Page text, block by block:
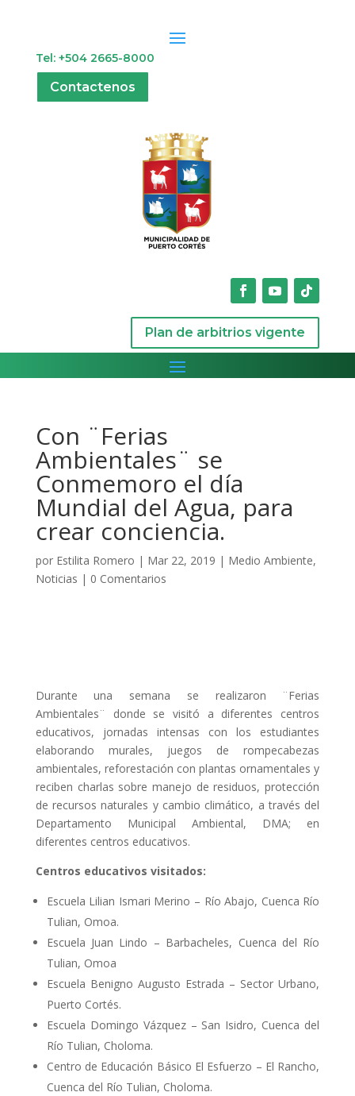
Tel: +504 2665-8000
Contactenos
Plan de arbitrios vigente
Con ¨Ferias
Ambientales¨ se
Conmemoro el día
Mundial del Agua, para
crear conciencia.
por Estilita Romero | Mar 22, 2019 | Medio Ambiente,
Noticias | 0 Comentarios
Durante una semana se realizaron ¨Ferias
Ambientales¨ donde se visitó a diferentes centros
educativos, jornadas intensas con los estudiantes
elaborando murales, juegos de rompecabezas
ambientales, reforestación con plantas ornamentales y
reciben charlas sobre manejo de residuos, protección
de recursos naturales y cambio climático, a través del
Departamento Municipal Ambiental, DMA; en
diferentes centros educativos.
Centros educativos visitados:
Escuela Lilian Ismari Merino – Río Abajo, Cuenca Río
Tulian, Omoa.
Escuela Juan Lindo – Barbacheles, Cuenca del Río
Tulian, Omoa
Escuela Benigno Augusto Estrada – Sector Urbano,
Puerto Cortés.
Escuela Domingo Vázquez – San Isidro, Cuenca del
Río Tulian, Choloma.
Centro de Educación Básico El Esfuerzo – El Rancho,
Cuenca del Río Tulian, Choloma.